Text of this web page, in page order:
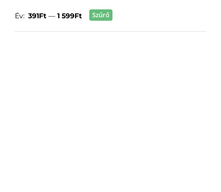
Szűrő
Év: 391Ft — 1 599Ft